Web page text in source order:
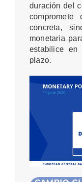
duración del
compromete
concreta,
monetaria
estabilice
plazo.